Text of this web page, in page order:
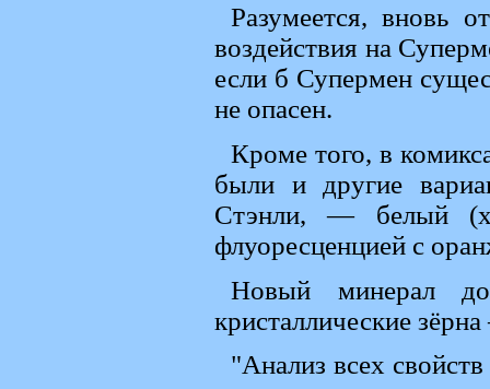
Разумеется, вновь
воздействия на
если б Супермен
не опасен.
Кроме того, в
были и другие
Стэнли, — белый
флуоресценцией с
Новый минерал
кристаллические
"Анализ всех